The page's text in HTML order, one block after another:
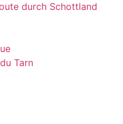
durch Schottland
Tarn